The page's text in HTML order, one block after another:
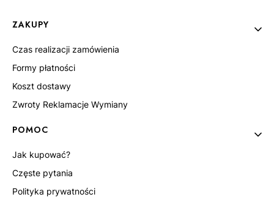
Linki w stopce
ZAKUPY
Czas realizacji zamówienia
Formy płatności
Koszt dostawy
Zwroty Reklamacje Wymiany
POMOC
Jak kupować?
Częste pytania
Polityka prywatności